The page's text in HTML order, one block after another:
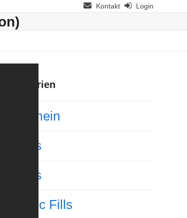
Kontakt Login
Kategorien
Allgemein
Basics
Basics
Classic Fills